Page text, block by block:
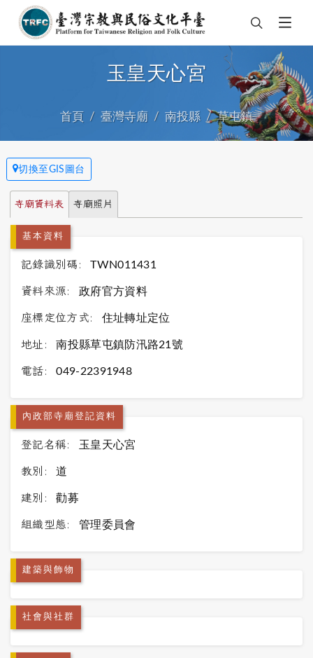
玉皇天心宮
首頁 臺灣寺廟 南投縣 草屯鎮
切換至GIS圖台
寺廟資料表 寺廟照片
基本資料
記錄識別碼: TWN011431
資料來源: 政府官方資料
座標定位方式: 住址轉址定位
地址: 南投縣草屯鎮防汛路21號
電話: 049-22391948
內政部寺廟登記資料
登記名稱: 玉皇天心宮
教別: 道
建別: 勸募
組織型態: 管理委員會
建築與飾物
社會與社群